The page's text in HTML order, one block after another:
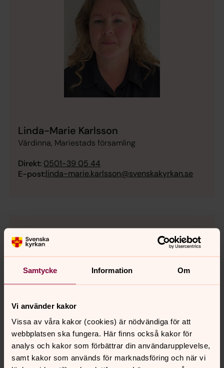
Samtycke Information Om
Vi använder kakor
Vissa av våra kakor (cookies) är nödvändiga för att
webbplatsen ska fungera. Här finns också kakor för
analys och kakor som förbättrar din användarupplevelse,
samt kakor som används för marknadsföring och när vi
Linda-Marie Karlsson
Värdinna, Mariestads församling
Direkt: 0501-39 05 44
E-post:linda-marie.karlsson@svenskakyrkan.se